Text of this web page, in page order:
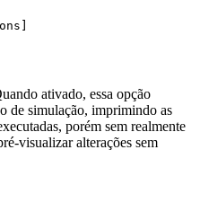
ativado, essa opção
de simulação, imprimindo as
porém sem realmente
visualizar alterações sem